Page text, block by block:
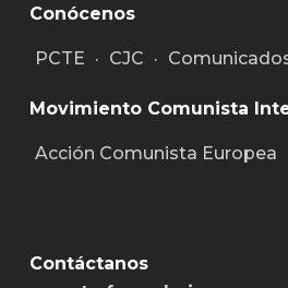
Conócenos
PCTE · CJC ·
Movimiento Comunista
Acción Comunista Europea
Contáctanos